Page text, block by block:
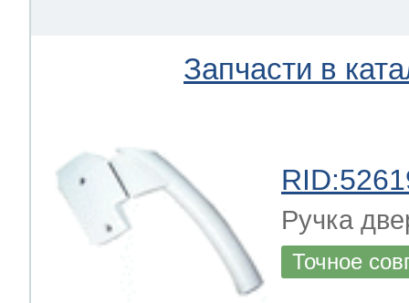
Запчасти в
Ручка
Точное